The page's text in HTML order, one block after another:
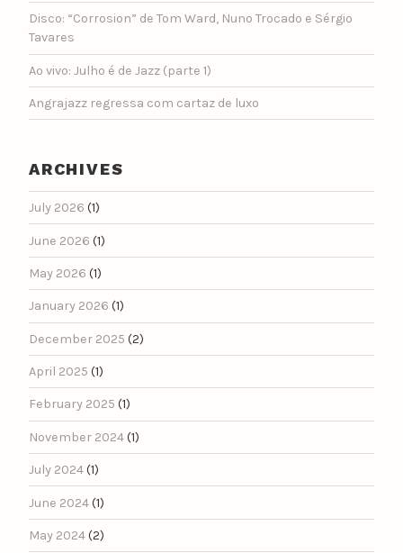
Disco: “Corrosion” de Tom Ward, Nuno Trocado e Sérgio
Tavares
Ao vivo: Julho é de Jazz (parte 1)
Angrajazz regressa com cartaz de luxo
ARCHIVES
July 2026 (1)
June 2026 (1)
May 2026 (1)
January 2026 (1)
December 2025 (2)
April 2025 (1)
February 2025 (1)
November 2024(1)
July 2024(1)
June 2024(1)
May 2024(2)